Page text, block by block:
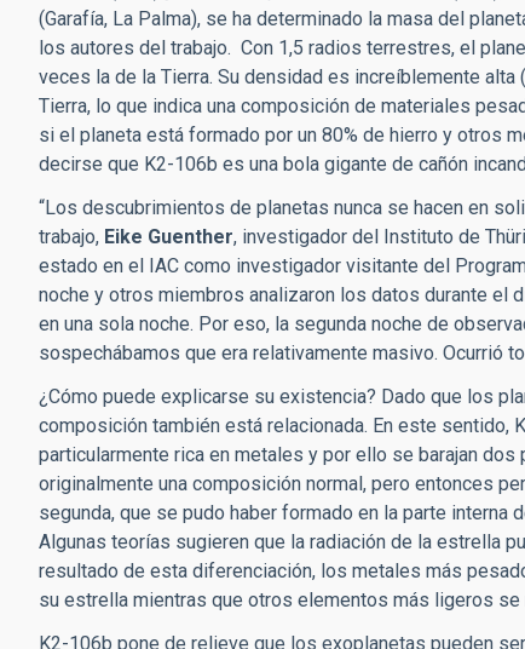
(Garafía, La Palma), se ha determinado la masa del
los autores del trabajo. Con 1,5 radios terrestres, el
veces la de la Tierra. Su densidad es increíblemente
Tierra, lo que indica una composición de materiales
si el planeta está formado por un 80% de hierro y otros
decirse que K2-106b es una bola gigante de cañón
“Los descubrimientos de planetas nunca se hacen en
trabajo, Eike Guenther, investigador del Instituto de
estado en el IAC como investigador visitante del
noche y otros miembros analizaron los datos durante el
en una sola noche. Por eso, la segunda noche de
sospechábamos que era relativamente masivo. Ocurrió
¿Cómo puede explicarse su existencia? Dado que los
composición también está relacionada. En este
particularmente rica en metales y por ello se barajan
originalmente una composición normal, pero entonces
segunda, que se pudo haber formado en la parte
Algunas teorías sugieren que la radiación de la estrella
resultado de esta diferenciación, los metales más
su estrella mientras que otros elementos más ligeros se
K2-106b pone de relieve que los exoplanetas pueden